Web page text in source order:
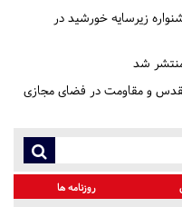
زیرسایه خورشید در
شد
و مقاومت در فضای مجازی
روزنامه ها